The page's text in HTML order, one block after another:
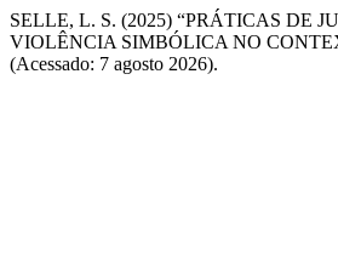
SELLE, L. S. (2025) “PRÁTICAS DE
VIOLÊNCIA SIMBÓLICA NO
(Acessado: 7 agosto 2026).